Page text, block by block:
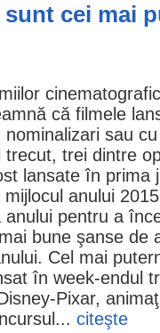
sunt cei mai
că filmele
nominalizari sau
trecut, trei dintre
lansate în prima
anului
pentru a
bune şanse de
Cel mai
în week-endul
Pixar,
citeşte